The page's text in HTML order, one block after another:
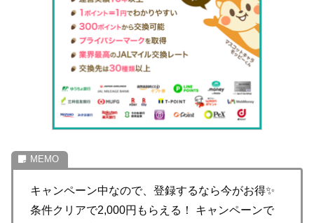
キャンペーン中なので、登録するなら今がお得✨
条件クリアで2,000円もらえる！ キャンペーンで